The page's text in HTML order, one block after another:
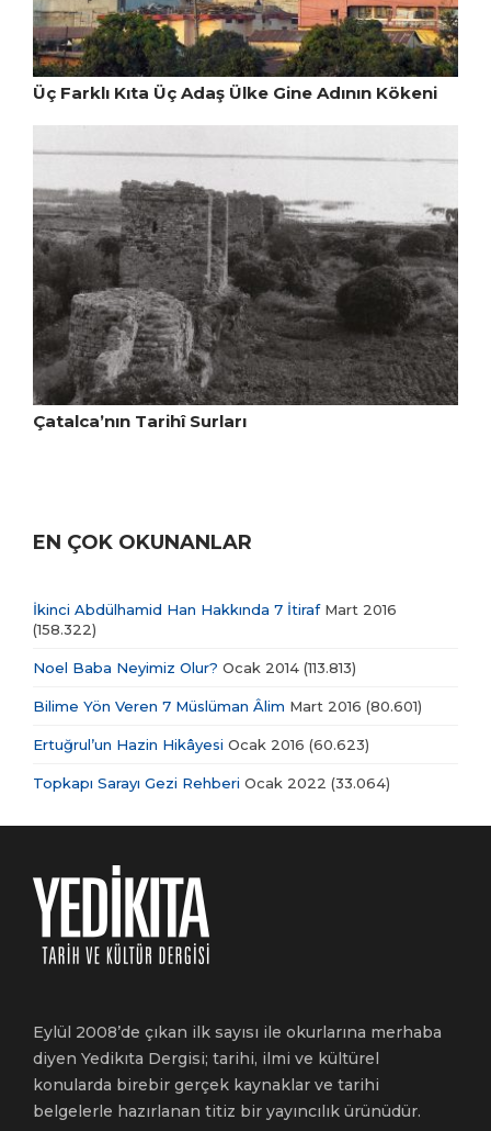
Üç Farklı Kıta Üç Adaş Ülke Gine Adının Kökeni
Çatalca’nın Tarihî Surları
EN ÇOK OKUNANLAR
İkinci Abdülhamid Han Hakkında 7 İtirafMart 2016
(158.322)
Noel Baba Neyimiz Olur? Ocak 2014 (113.813)
Bilime Yön Veren 7 Müslüman Âlim Mart 2016 (80.601)
Ertuğrul’un Hazin Hikâyesi Ocak 2016 (60.623)
Topkapı Sarayı Gezi Rehberi Ocak 2022 (33.064)
Eylül 2008’de çıkan ilk sayısı ile okurlarına merhaba
diyen Yedikıta Dergisi; tarihi, ilmi ve kültürel
konularda birebir gerçek kaynaklar ve tarihi
belgelerle hazırlanan titiz bir yayıncılık ürünüdür.